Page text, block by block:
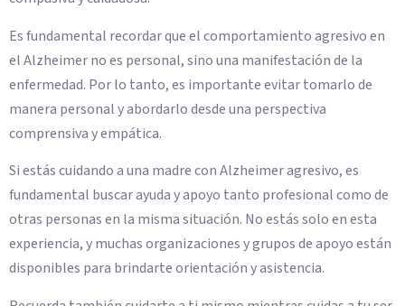
Es fundamental recordar que el comportamiento agresivo en
el Alzheimer no es personal, sino una manifestación de la
enfermedad. Por lo tanto, es importante evitar tomarlo de
manera personal y abordarlo desde una perspectiva
comprensiva y empática.
Si estás cuidando a una madre con Alzheimer agresivo, es
fundamental buscar ayuda y apoyo tanto profesional como de
otras personas en la misma situación. No estás solo en esta
experiencia, y muchas organizaciones y grupos de apoyo están
disponibles para brindarte orientación y asistencia.